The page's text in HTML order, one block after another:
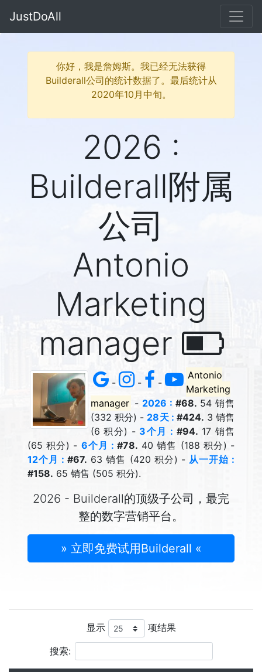
JustDoAll
你好，我是詹姆斯。我已经无法获得
Builderall公司的统计数据了。最后统计从
2020年10月中旬。
2026 :
Builderall附属
公司
Antonio
Marketing
manager
- - -
Antonio
Marketing
manager - 2026 : #68. 54 销售
(332 积分) - 28天 : #424. 3 销售
(6 积分) - 3个月 : #94. 17 销售
(65 积分) - 6个月 : #78. 40 销售 (188 积分) -
12个月 : #67. 63 销售 (420 积分) - 从一开始 :
#158. 65 销售 (505 积分).
2026 - Builderall的顶级子公司，最完
整的数字营销平台。
» 立即免费试用Builderall «
显示 项结果
搜索: